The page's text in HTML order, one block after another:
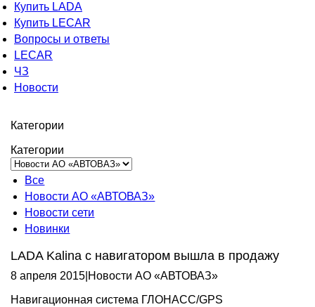
Купить LADA
Купить LECAR
Вопросы и ответы
LECAR
ЧЗ
Новости
Категории
Категории
Все
Новости АО «АВТОВАЗ»
Новости сети
Новинки
LADA Kalina с навигатором вышла в продажу
8 апреля 2015 Новости АО «АВТОВАЗ»
Навигационная система ГЛОНАСС/GPS